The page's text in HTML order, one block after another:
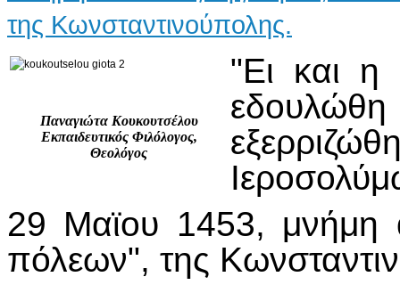
Παναγιώτα Κουκουτσέλου
Εκπαιδευτικός Φιλόλογος,
Θεολόγος
"Ει και η
29 Μαϊου 1453, μνήμη
πόλεων", της